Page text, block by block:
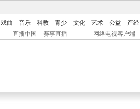
戏曲 音乐 科教 青少 文化 艺术 公益 产经
直播中国 赛事直播 网络电视客户端